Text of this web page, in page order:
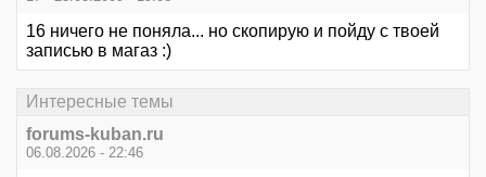
16 ничего не поняла... но скопирую и пойду с твоей
записью в магаз :)
Интересные темы
forums-kuban.ru
06.08.2026 - 22:46